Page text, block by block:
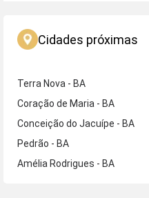
Cidades próximas
Terra Nova - BA
Coração de Maria - BA
Conceição do Jacuípe - BA
Pedrão - BA
Amélia Rodrigues - BA